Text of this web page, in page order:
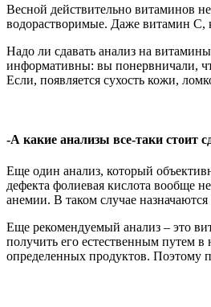
Весной действительно витаминов
водорастворимые. Даже витамин С,
Надо ли сдавать анализ на
информативны: вы понервничали,
Если, появляется сухость кожи,
-А какие анализы все-таки стоит
Еще один анализ, который
дефекта фолиевая кислота вообще
анемии. В таком случае
Еще рекомендуемый анализ – это
получить его естественным путем
определенных продуктов. Поэтому